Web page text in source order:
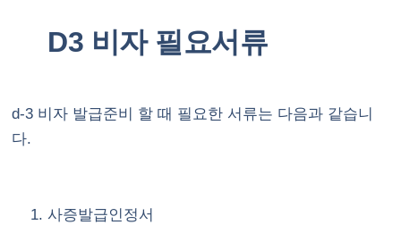
D3 비자 필요서류
d-3 비자 발급준비 할 때 필요한 서류는 다음과 같습니
다.
사증발급인정서